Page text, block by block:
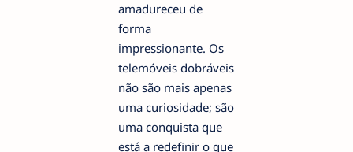
amadureceu de
forma
impressionante. Os
telemóveis dobráveis
não são mais apenas
uma curiosidade; são
uma conquista que
está a redefinir o que